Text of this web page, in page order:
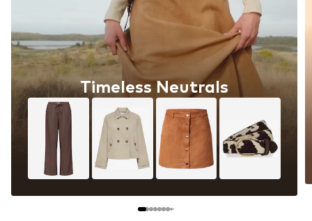
Timeless Neutrals